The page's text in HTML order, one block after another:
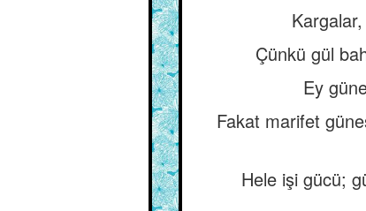
Çünkü gül
Ey
Fakat marifet
Hele işi gücü;